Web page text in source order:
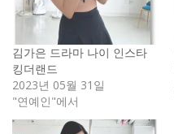
김가은 드라마 나이 인스타
킹더랜드
2023년 05월 31일
"연예인"에서